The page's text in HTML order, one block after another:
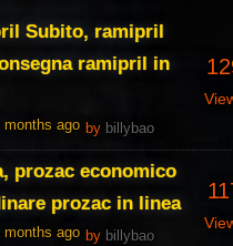
Subito, ramipril
ramipril in
months ago by billybao
prozac economico
prozac in linea
months ago by billybao